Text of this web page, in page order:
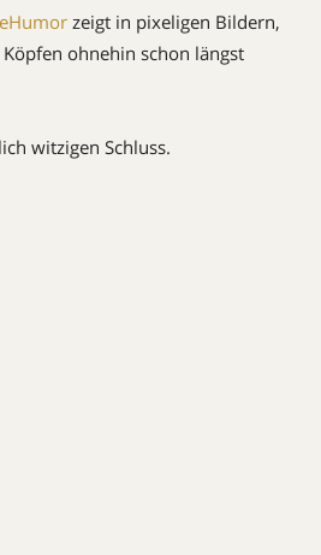
zeigt in pixeligen Bildern,
ohnehin schon längst
witzigen Schluss.